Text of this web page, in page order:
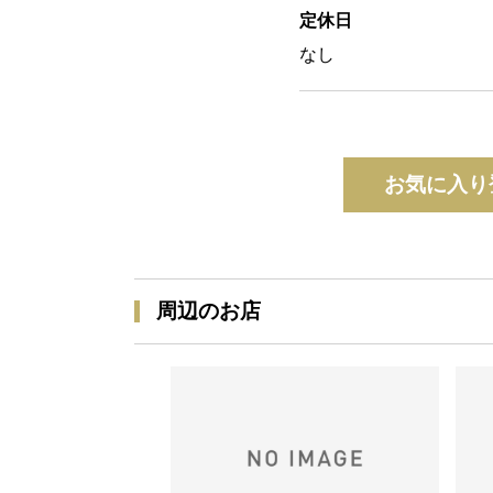
定休日
なし
お気に入
周辺のお店